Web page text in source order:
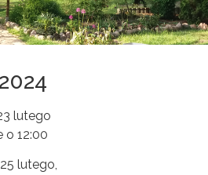
lutego
o 12:00
lutego,